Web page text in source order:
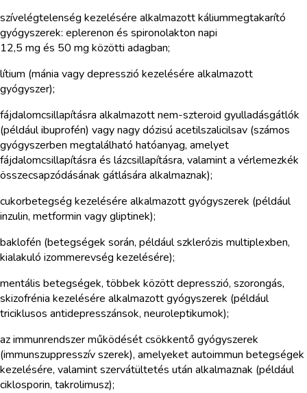
szívelégtelenség kezelésére alkalmazott káliummegtakarító
gyógyszerek: eplerenon és spironolakton napi
12,5 mg és 50 mg közötti adagban;
lítium (mánia vagy depresszió kezelésére alkalmazott
gyógyszer);
fájdalomcsillapításra alkalmazott nem-szteroid gyulladásgátlók
(például ibuprofén) vagy nagy dózisú acetilszalicilsav (számos
gyógyszerben megtalálható hatóanyag, amelyet
fájdalomcsillapításra és lázcsillapításra, valamint a vérlemezkék
összecsapzódásának gátlására alkalmaznak);
cukorbetegség kezelésére alkalmazott gyógyszerek (például
inzulin, metformin vagy gliptinek);
baklofén (betegségek során, például szklerózis multiplexben,
kialakuló izommerevség kezelésére);
mentális betegségek, többek között depresszió, szorongás,
skizofrénia kezelésére alkalmazott gyógyszerek (például
triciklusos antidepresszánsok, neuroleptikumok);
az immunrendszer működését csökkentő gyógyszerek
(immunszuppresszív szerek), amelyeket autoimmun betegségek
kezelésére, valamint szervátültetés után alkalmaznak (például
ciklosporin, takrolimusz);